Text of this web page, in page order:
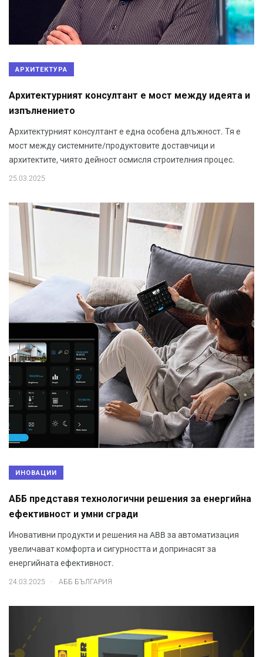
АРХИТЕКТУРА
Архитектурният консултант е мост между идеята и
изпълнението
Архитектурният консултант е една особена длъжност. Тя е
мост между системните/продуктовите доставчици и
архитектите, чиято дейност осмисля строителния процес.
25.03.2025
ИНОВАЦИИ
АББ представя технологични решения за енергийна
ефективност и умни сгради
Иновативни продукти и решения на ABB за автоматизация
увеличават комфорта и сигурността и допринасят за
енергийната ефективност.
24.03.2025 . АББ БЪЛГАРИЯ